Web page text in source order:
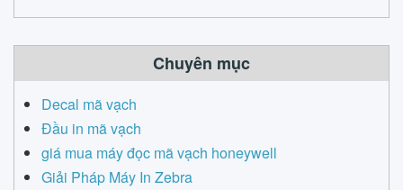
Chuyên mục
Decal mã vạch
Đầu in mã vạch
giá mua máy đọc mã vạch honeywell
Giải Pháp Máy In Zebra